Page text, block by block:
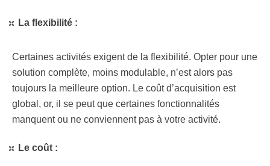
La flexibilité :
Certaines activités exigent de la flexibilité. Opter pour une
solution complète, moins modulable, n’est alors pas
toujours la meilleure option. Le coût d’acquisition est
global, or, il se peut que certaines fonctionnalités
manquent ou ne conviennent pas à votre activité.
Le coût :